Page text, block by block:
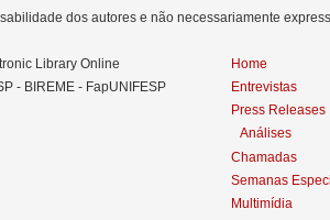
dos autores e não necessariamente
Library Online
- BIREME - FapUNIFESP
Home
Entrevistas
Press Releases
Análises
Chamadas
Semanas
Multimídia